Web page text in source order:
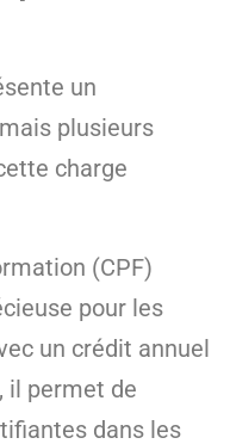
un
plusieurs
charge
(CPF)
pour les
un crédit annuel
il permet de
dans les